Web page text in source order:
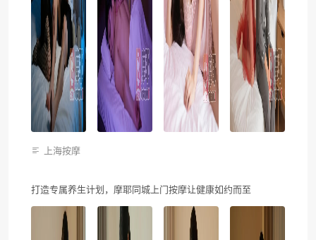
上海按摩
打造专属养生计划，摩耶同城上门按摩让健康如约而至